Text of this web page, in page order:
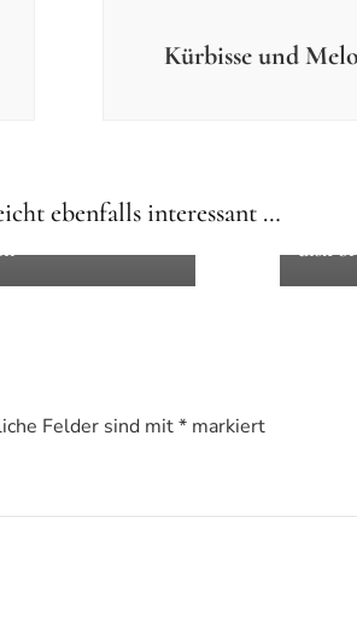
Kürbisse und
ebenfalls interessant …
Melonen zum
disk
Felder sind mit* markiert